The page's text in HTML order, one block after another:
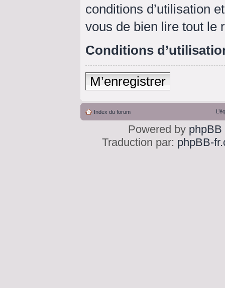
conditions d’utilisation
vous de bien lire tout le
Conditions
M’enregistrer
Index du forum
Powered by phpBB
Traduction par: phpBB-